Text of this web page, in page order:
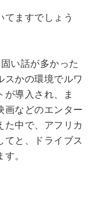
てますでしょう
い話が多かった
スかの環境でルワ
が導入され、ま
画などのエンター
た中で、アフリカ
てと、ドライブス
。